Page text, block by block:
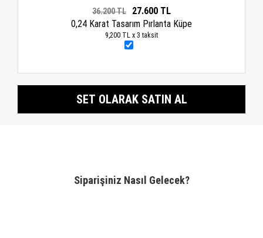
36.200 TL
27.600 TL
0,24 Karat Tasarım Pırlanta Küpe
9,200 TL x 3 taksit
SET OLARAK SATIN AL
Siparişiniz Nasıl Gelecek?